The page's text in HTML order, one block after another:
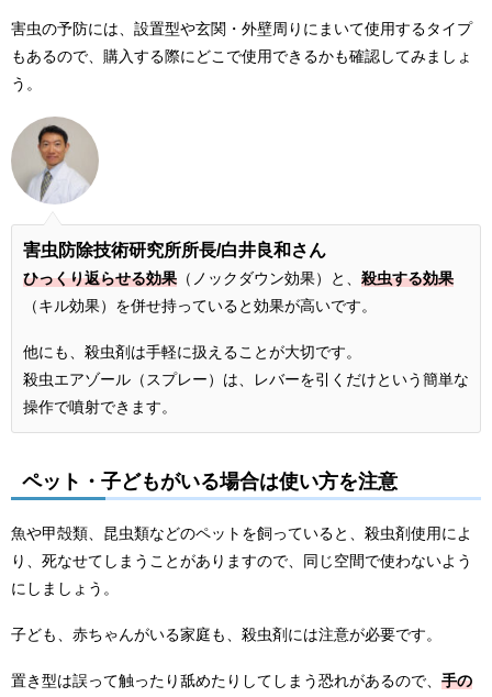
害虫の予防には、設置型や玄関・外壁周りにまいて使用するタイプ
もあるので、購入する際にどこで使用できるかも確認してみましょ
う。
害虫防除技術研究所所長/白井良和さん
ひっくり返らせる効果 （ノックダウン効果）と、 殺虫する効果
（キル効果）を併せ持っていると効果が高いです。
他にも、殺虫剤は手軽に扱えることが大切です。
殺虫エアゾール（スプレー）は、レバーを引くだけという簡単な
操作で噴射できます。
ペット・子どもがいる場合は使い方を注意
魚や甲殻類、昆虫類などのペットを飼っていると、殺虫剤使用によ
り、死なせてしまうことがありますので、同じ空間で使わないよう
にしましょう。
子ども、赤ちゃんがいる家庭も、殺虫剤には注意が必要です。
置き型は誤って触ったり舐めたりしてしまう恐れがあるので、 手の